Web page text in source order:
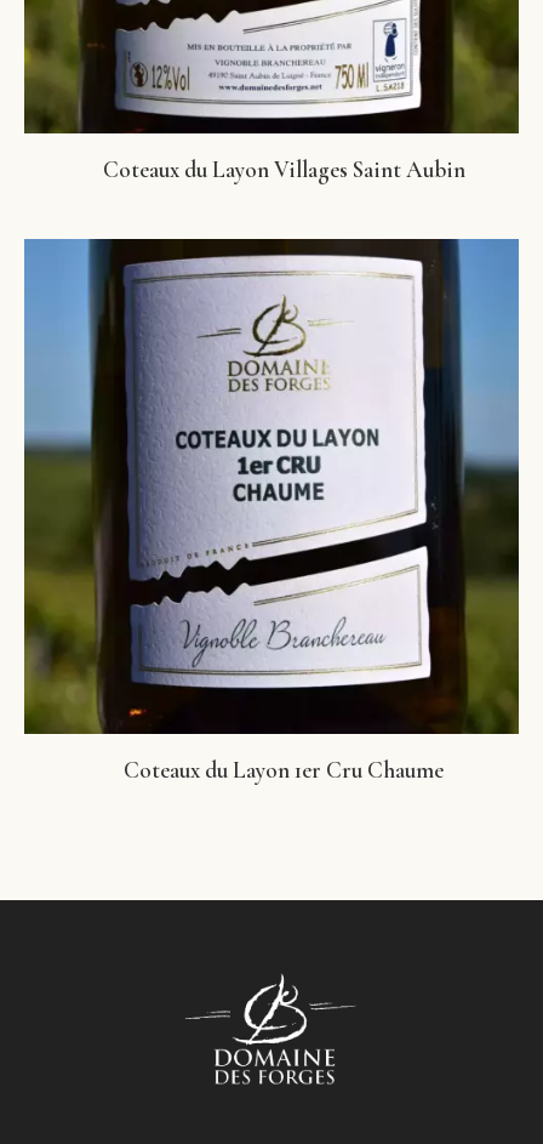
Coteaux du Layon Villages Saint Aubin
Coteaux du Layon 1er Cru Chaume